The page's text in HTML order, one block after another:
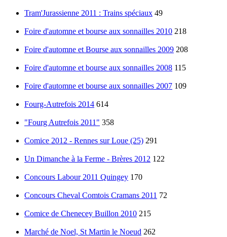
Tram'Jurassienne 2011 : Trains spéciaux 49
Foire d'automne et bourse aux sonnailles 2010 218
Foire d'automne et Bourse aux sonnailles 2009 208
Foire d'automne et bourse aux sonnailles 2008 115
Foire d'automne et bourse aux sonnailles 2007 109
Fourg-Autrefois 2014 614
"Fourg Autrefois 2011" 358
Comice 2012 - Rennes sur Loue (25) 291
Un Dimanche à la Ferme - Brères 2012 122
Concours Labour 2011 Quingey 170
Concours Cheval Comtois Cramans 2011 72
Comice de Chenecey Buillon 2010 215
Marché de Noel, St Martin le Noeud 262